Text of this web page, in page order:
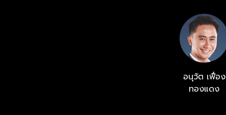
อนุวัต เฟื่อง
ทองแดง